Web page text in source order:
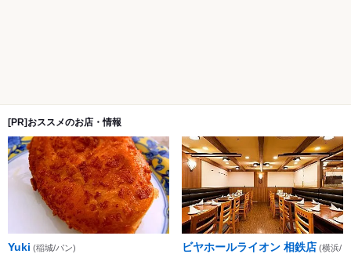
[PR]おススメのお店・情報
Yuki (稲城/パン) ビヤホールライオン 相鉄店 (横浜/